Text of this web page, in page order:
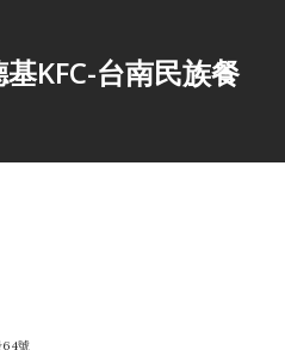
基KFC-台南民族餐
64號